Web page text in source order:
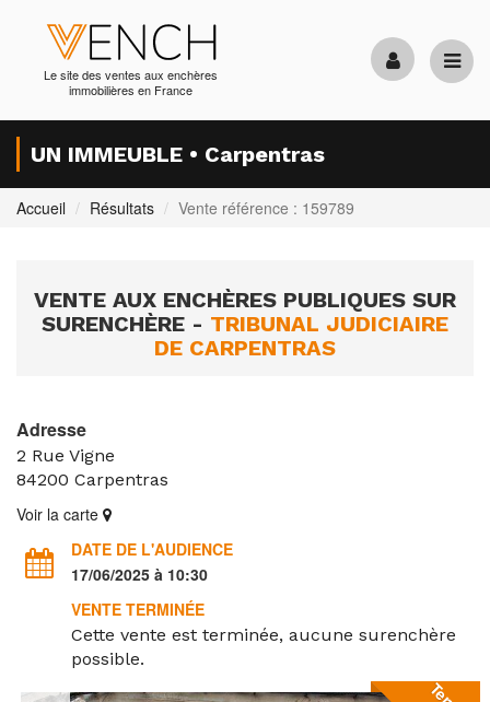
Le site des ventes aux enchères
immobilières en France
UN IMMEUBLE • Carpentras
Accueil Résultats Vente référence : 159789
VENTE AUX ENCHÈRES PUBLIQUES SUR
SURENCHÈRE - TRIBUNAL JUDICIAIRE
DE CARPENTRAS
Adresse
2 Rue Vigne
84200 Carpentras
Voir la carte
DATE DE L'AUDIENCE
17/06/2025 à 10:30
VENTE TERMINÉE
Cette vente est terminée, aucune surenchère
possible.